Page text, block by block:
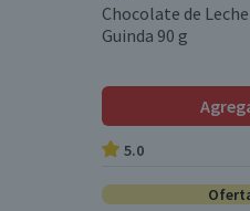
Chocolate de
Guinda 90 g
5.0